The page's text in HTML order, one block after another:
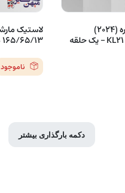
لاستیک مارشال کره (2024)
165/65/13 مدل MH12 – یک حلقه
ناموجود
دکمه بارگذاری بیشتر